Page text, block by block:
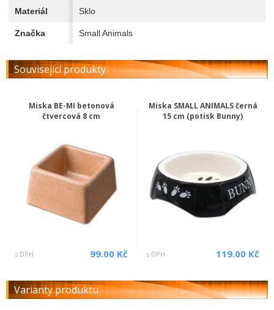
Materiál Sklo
Značka Small Animals
Související produkty
Miska BE-MI betonová
čtvercová 8 cm
s DPH 99.00 Kč
Miska SMALL ANIMALS černá
15 cm (potisk Bunny)
s DPH 119.00 Kč
Varianty produktu